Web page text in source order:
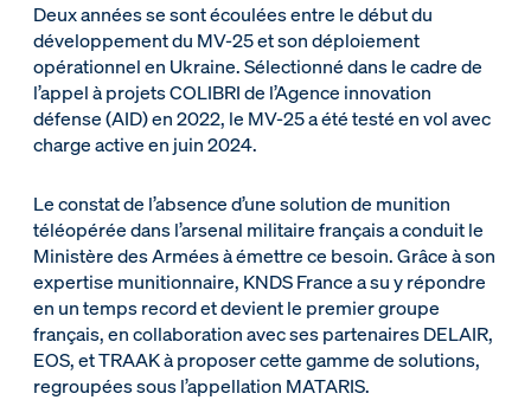
Deux années se sont écoulées entre le début du
développement du MV-25 et son déploiement
opérationnel en Ukraine. Sélectionné dans le cadre de
l’appel à projets COLIBRI de l’Agence innovation
défense (AID) en 2022, le MV-25 a été testé en vol avec
charge active en juin 2024.
Le constat de l’absence d’une solution de munition
téléopérée dans l’arsenal militaire français a conduit le
Ministère des Armées à émettre ce besoin. Grâce à son
expertise munitionnaire, KNDS France a su y répondre
en un temps record et devient le premier groupe
français, en collaboration avec ses partenaires DELAIR,
EOS, et TRAAK à proposer cette gamme de solutions,
regroupées sous l’appellation MATARIS.